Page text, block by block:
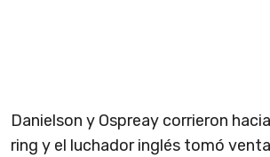
Danielson y Ospreay corrieron
ring y el luchador inglés tomó